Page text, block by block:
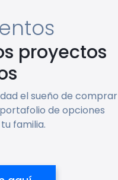
proyectos
el sueño de comprar
de opciones
familia.